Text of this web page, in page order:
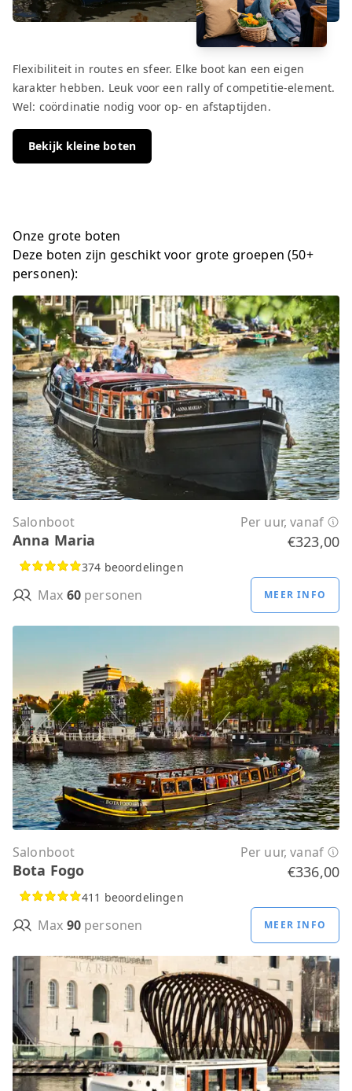
Flexibiliteit in routes en sfeer. Elke boot kan een eigen
karakter hebben. Leuk voor een rally of competitie-element.
Wel: coördinatie nodig voor op- en afstaptijden.
Bekijk kleine boten
Onze grote boten
Deze boten zijn geschikt voor grote groepen (50+
personen):
Salonboot Per uur, vanaf
Anna Maria €323,00
374 beoordelingen
Max 60personen MEER INFO
Salonboot Per uur, vanaf
Bota Fogo €336,00
411 beoordelingen
Max 90personen MEER INFO